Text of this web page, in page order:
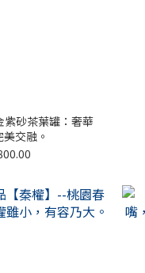
紫砂茶葉罐：奢華
交融。